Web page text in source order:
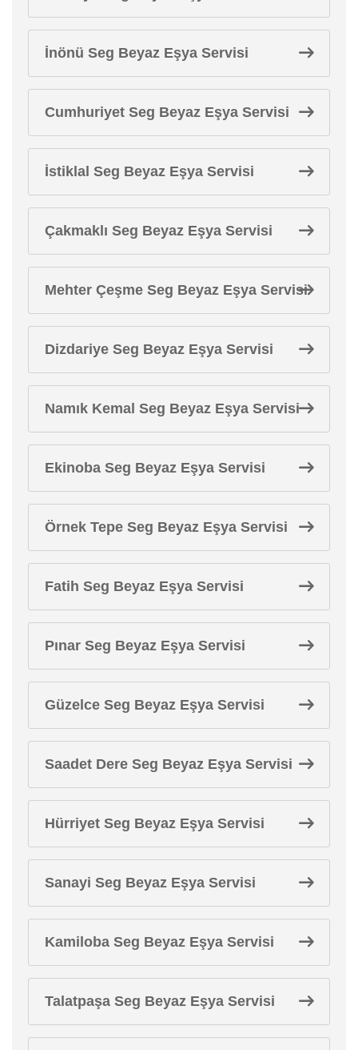
İnönü Seg Beyaz Eşya Servisi
Cumhuriyet Seg Beyaz Eşya Servisi
İstiklal Seg Beyaz Eşya Servisi
Çakmaklı Seg Beyaz Eşya Servisi
Mehter Çeşme Seg Beyaz Eşya Servisi
Dizdariye Seg Beyaz Eşya Servisi
Namık Kemal Seg Beyaz Eşya Servisi
Ekinoba Seg Beyaz Eşya Servisi
Örnek Tepe Seg Beyaz Eşya Servisi
Fatih Seg Beyaz Eşya Servisi
Pınar Seg Beyaz Eşya Servisi
Güzelce Seg Beyaz Eşya Servisi
Saadet Dere Seg Beyaz Eşya Servisi
Hürriyet Seg Beyaz Eşya Servisi
Sanayi Seg Beyaz Eşya Servisi
Kamiloba Seg Beyaz Eşya Servisi
Talatpaşa Seg Beyaz Eşya Servisi